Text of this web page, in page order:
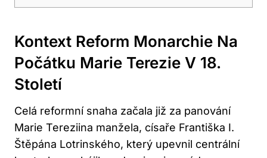
Kontext Reform Monarchie Na
Počátku Marie Terezie V 18.
Století
Celá reformní snaha začala již za panování
Marie Tereziina manžela, císaře Františka I.
Štěpána Lotrinského, který upevnil centrální